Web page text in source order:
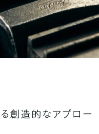
創造的なアプロー